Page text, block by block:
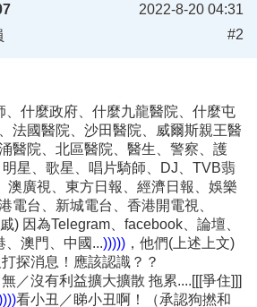
2022-8-20 04:31
#2
、什麼政府、什麼九龍醫院、什麼屯
法國醫院、沙田醫院、威爾斯親王醫
醫院、北區醫院、醫生、警察、護
星、歌星、唱片騎師、DJ、TVB翡
澳廣視、東方日報、經濟日報、娛樂
電台、新城電台、香港開電視、
) 因為Telegram、facebook、論壇、
、澳門、中國...))))) ，他們(上述上文)
打探消息！應該認識？？
／沒有利益擴大擴散 拖累....[[[爭住]]]
看小丑／睇小丑啊！（承認狗撚和